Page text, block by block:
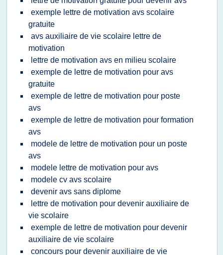
exemple lettre de motivation avs scolaire
gratuite
avs auxiliaire de vie scolaire lettre de
motivation
lettre de motivation avs en milieu scolaire
exemple de lettre de motivation pour avs
gratuite
exemple de lettre de motivation pour poste
avs
exemple de lettre de motivation pour formation
avs
modele de lettre de motivation pour un poste
avs
modele lettre de motivation pour avs
modele cv avs scolaire
devenir avs sans diplome
lettre de motivation pour devenir auxiliaire de
vie scolaire
exemple de lettre de motivation pour devenir
auxiliaire de vie scolaire
concours pour devenir auxiliaire de vie